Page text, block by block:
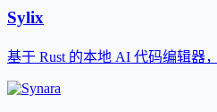
Sylix
基于 Rust 的本地 AI 代码编辑器